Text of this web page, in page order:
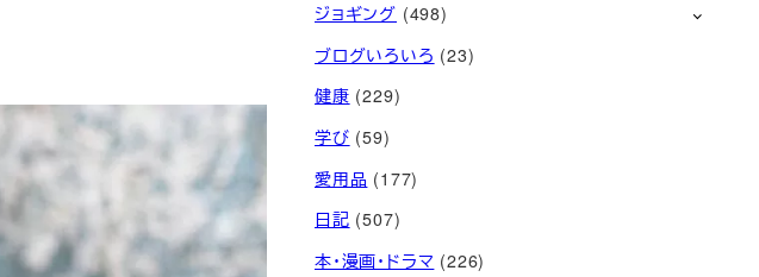
ジョギング (498)
ブログいろいろ (23)
健康 (229)
学び (59)
愛用品 (177)
日記 (507)
本・漫画・ドラマ (226)